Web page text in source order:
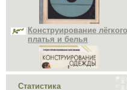
Конструирование лёгкого
платья и белья
Статистика